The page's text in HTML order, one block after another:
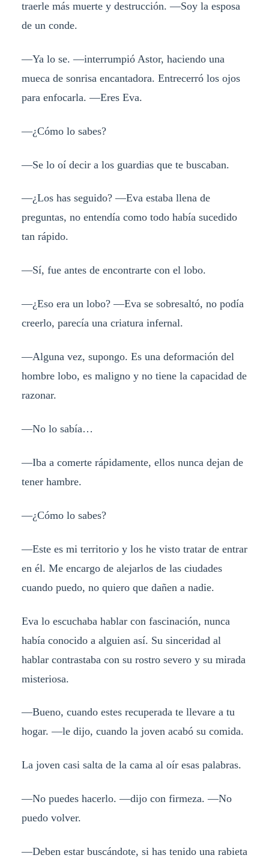
traerle más muerte y destrucción. —Soy la esposa
de un conde.
—Ya lo se. —interrumpió Astor, haciendo una
mueca de sonrisa encantadora. Entrecerró los ojos
para enfocarla. —Eres Eva.
—¿Cómo lo sabes?
—Se lo oí decir a los guardias que te buscaban.
—¿Los has seguido? —Eva estaba llena de
preguntas, no entendía como todo había sucedido
tan rápido.
—Sí, fue antes de encontrarte con el lobo.
—¿Eso era un lobo? —Eva se sobresaltó, no podía
creerlo, parecía una criatura infernal.
—Alguna vez, supongo. Es una deformación del
hombre lobo, es maligno y no tiene la capacidad de
razonar.
—No lo sabía…
—Iba a comerte rápidamente, ellos nunca dejan de
tener hambre.
—¿Cómo lo sabes?
—Este es mi territorio y los he visto tratar de entrar
en él. Me encargo de alejarlos de las ciudades
cuando puedo, no quiero que dañen a nadie.
Eva lo escuchaba hablar con fascinación, nunca
había conocido a alguien así. Su sinceridad al
hablar contrastaba con su rostro severo y su mirada
misteriosa.
—Bueno, cuando estes recuperada te llevare a tu
hogar. —le dijo, cuando la joven acabó su comida.
La joven casi salta de la cama al oír esas palabras.
—No puedes hacerlo. —dijo con firmeza. —No
puedo volver.
—Deben estar buscándote, si has tenido una rabieta